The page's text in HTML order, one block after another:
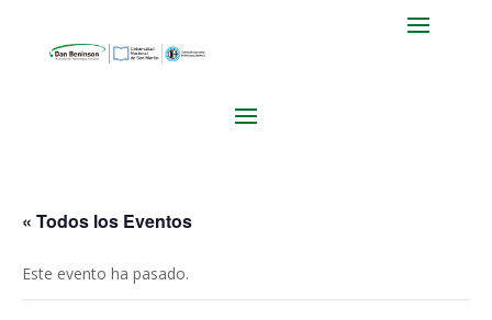
« Todos los Eventos
Este evento ha pasado.